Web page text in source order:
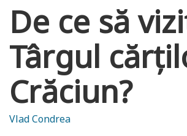
De ce să
Târgul
Crăciun?
Vlad Condrea